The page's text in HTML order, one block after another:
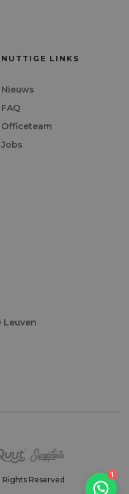
NUTTIGE LINKS
Nieuws
FAQ
Officeteam
Jobs
Leuven
Reserved
1